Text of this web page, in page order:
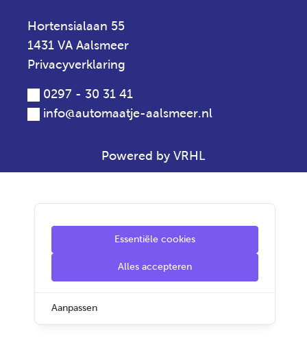
Hortensialaan 55
1431 VA Aalsmeer
Privacyverklaring
0297 - 30 31 41
info@automaatje-aalsmeer.nl
Powered by VRHL
Essentiële cookies
Alles accepteren
Aanpassen